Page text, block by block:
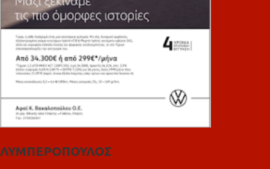
ΛΥΜΠΕΡΟΠΟΥΛΟΣ